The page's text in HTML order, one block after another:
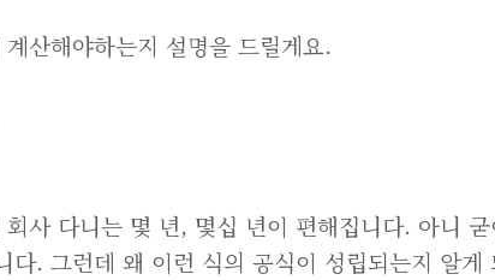
산해야하는지 설명을 드릴게요.
사 다니는 몇 년, 몇십 년이 편해집니다. 아니
. 그런데 왜 이런 식의 공식이 성립되는지 알게